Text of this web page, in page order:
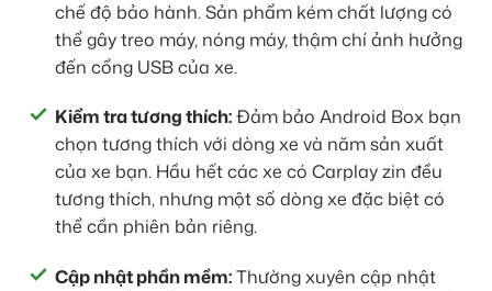
chế độ bảo hành. Sản phẩm kém chất lượng có
thể gây treo máy, nóng máy, thậm chí ảnh hưởng
đến cổng USB của xe.
Kiểm tra tương thích:Đảm bảo Android Box bạn
chọn tương thích với dòng xe và năm sản xuất
của xe bạn. Hầu hết các xe có Carplay zin đều
tương thích, nhưng một số dòng xe đặc biệt có
thể cần phiên bản riêng.
Cập nhật phần mềm:Thường xuyên cập nhật